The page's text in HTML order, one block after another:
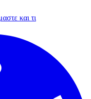
και τι